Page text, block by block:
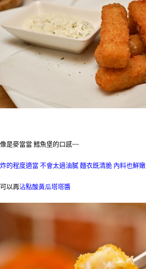
像是麥當當 鱈魚堡的口感~~
炸的程度適當 不會太過油膩 麵衣既清脆 內料也鮮嫩
可以再沾點酸黃瓜塔塔醬